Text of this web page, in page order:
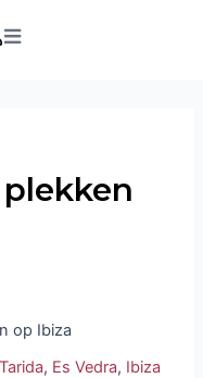
op Ibiza
, Es Vedra, Ibiza